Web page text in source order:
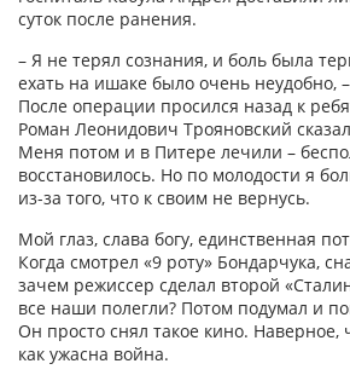
суток после ранения.
– Я не терял сознания, и боль была
ехать на ишаке было очень неудобно,
После операции просился назад к
Роман Леонидович Трояновский
Меня потом и в Питере лечили –
восстановилось. Но по молодости я
из-за того, что к своим не вернусь.
Мой глаз, слава богу, единственная
Когда смотрел «9 роту» Бондарчука,
зачем режиссер сделал второй
все наши полегли? Потом подумал и
Он просто снял такое кино.
как ужасна война.